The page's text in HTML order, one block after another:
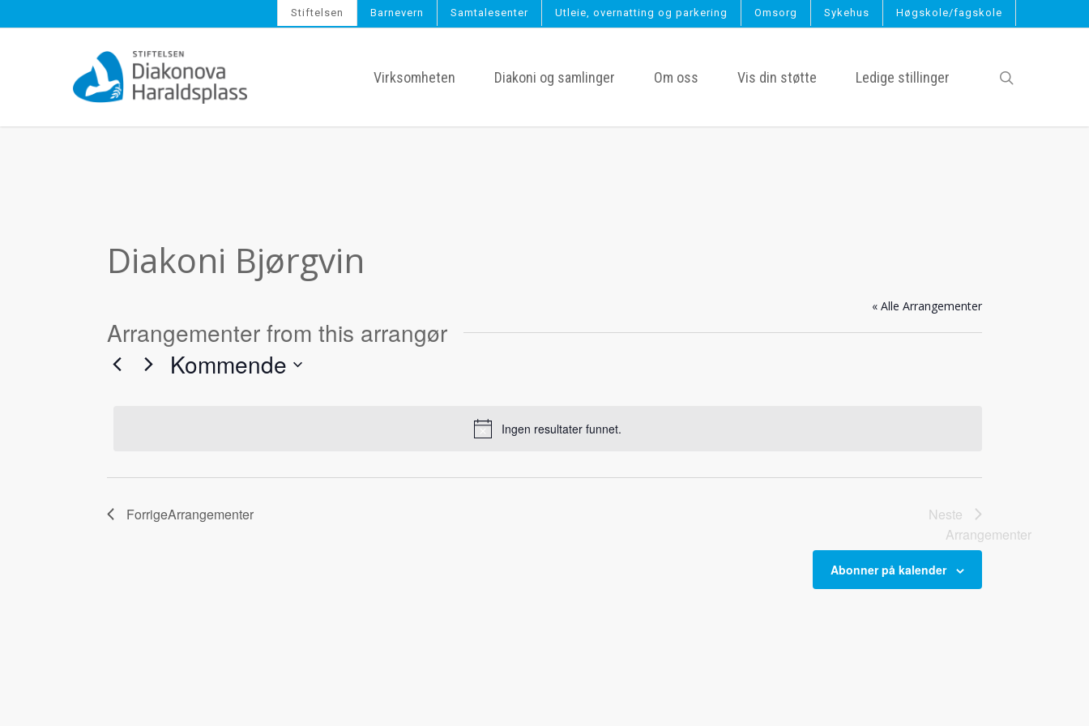
to
Stiftelsen Barnevern Samtalesenter Utleie, overnatting og parkering Omsorg Sykehus Høgskole/fagskole
Virksomheten Diakoni og samlinger Om oss Vis din støtte Ledige stillinger
Diakoni Bjørgvin
« Alle Arrangementer
Arrangementer from this arrangør
Notice
Ingen resultater funnet.
Kommende
ForrigeArrangementer
Neste
Arrangementer
Abonner på kalender